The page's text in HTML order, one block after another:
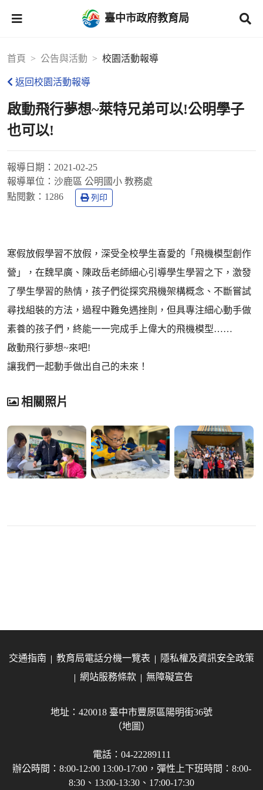
臺中市政府教育局
首頁 公告與活動 校園活動報導
返回校園活動報導
啟動飛行夢想~萊特兄弟可以!公明學子
也可以!
報導日期： 2021-02-25
報導單位： 沙鹿區 公明國小 教務處
點閱數： 1286 列印
寒假放假學習不放假，深受全校學生喜愛的「飛機模型創作
營」，在魏早廣、陳政岳老師細心引導學生學習之下，激發
了學生學習的熱情，孩子們從探究飛機架構概念、不斷嘗試
尋找組裝的方法，過程中難免遇挫則，但具專注細心動手做
素養的孩子們，終能一一完成手上偉大的飛機模型……
啟動飛行夢想~來吧!
讓我們一起動手做出自己的未來！
相關照片
交通指南 教育局電話分機一覽表
隱私權及資訊安全政策
網站服務條款
無障礙宣告
地址：420018 臺中市豐原區陽明街36號
（地圖）
電話：04-22289111
辦公時間：8:00-12:00 13:00-17:00，彈性上下班時間：8:00-
8:30、13:00-13:30、17:00-17:30